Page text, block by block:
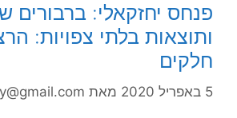
פנחס יחזקאלי: ברבורים
ותוצאות בלתי צפויות:
חלקים
5 באפריל 2020 מאת